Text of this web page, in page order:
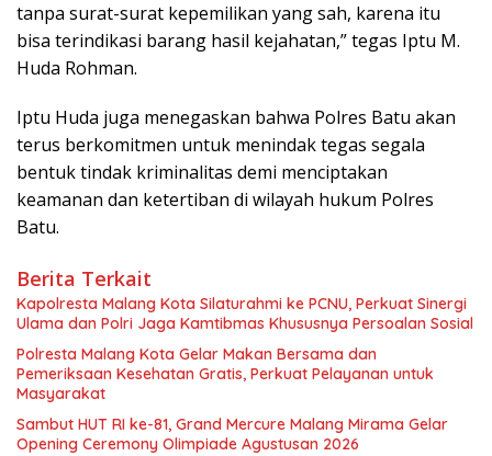
tanpa surat-surat kepemilikan yang sah, karena itu
bisa terindikasi barang hasil kejahatan,” tegas Iptu M.
Huda Rohman.
Iptu Huda juga menegaskan bahwa Polres Batu akan
terus berkomitmen untuk menindak tegas segala
bentuk tindak kriminalitas demi menciptakan
keamanan dan ketertiban di wilayah hukum Polres
Batu.
Berita Terkait
Kapolresta Malang Kota Silaturahmi ke PCNU, Perkuat Sinergi
Ulama dan Polri Jaga Kamtibmas Khususnya Persoalan Sosial
Polresta Malang Kota Gelar Makan Bersama dan
Pemeriksaan Kesehatan Gratis, Perkuat Pelayanan untuk
Masyarakat
Sambut HUT RI ke-81, Grand Mercure Malang Mirama Gelar
Opening Ceremony Olimpiade Agustusan 2026